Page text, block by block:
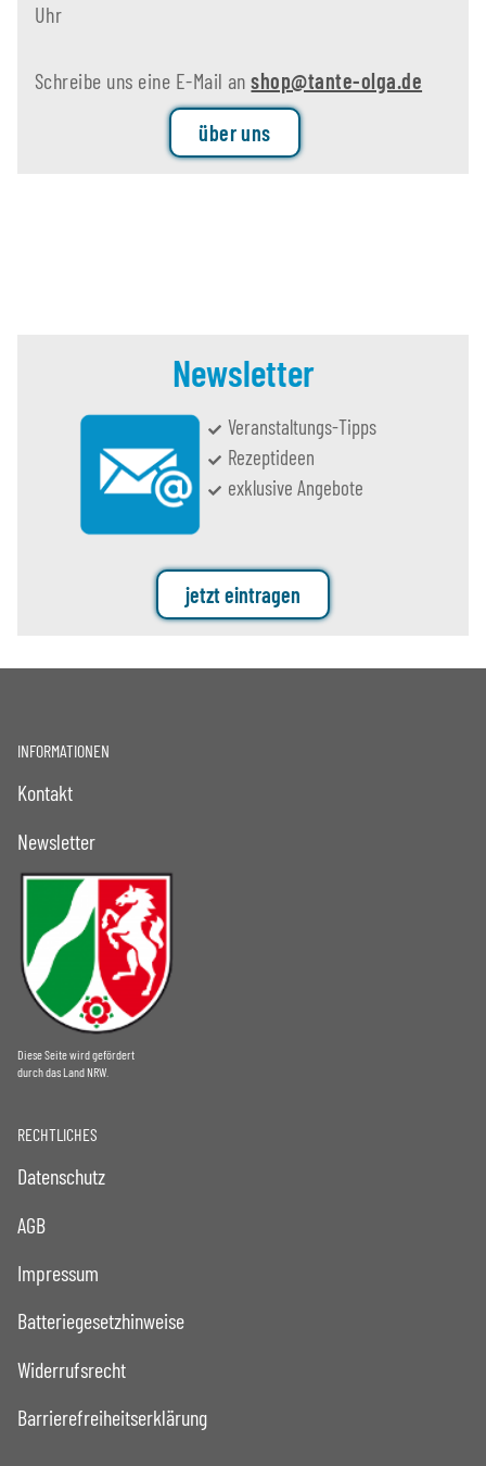
Uhr
Schreibe uns eine E-Mail anshop@tante-olga.de
über uns
Newsletter
Veranstaltungs-Tipps
Rezeptideen
exklusive Angebote
jetzt eintragen
INFORMATIONEN
Kontakt
Newsletter
Diese Seite wird gefördert
durch das Land NRW.
RECHTLICHES
Datenschutz
AGB
Impressum
Batteriegesetzhinweise
Widerrufsrecht
Barrierefreiheitserklärung